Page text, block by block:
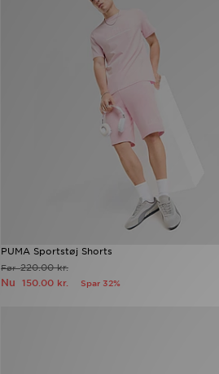
PUMA Sportstøj Shorts
Før220.00 kr.
Nu 150.00 kr. Spar 32%